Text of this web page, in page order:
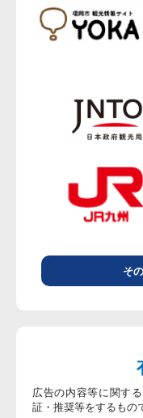
そ
広告の内容等に関す
証・推奨等をするもの